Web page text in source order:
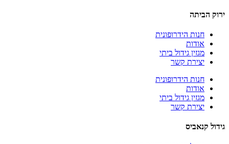
ירוק הביתה
חנות הידרופונית
אודות
מגזין גידול ביתי
יצירת קשר
חנות הידרופונית
אודות
מגזין גידול ביתי
יצירת קשר
גידול קנאביס